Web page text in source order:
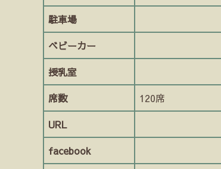
駐車場
ベビーカー
授乳室
席数
120席
URL
facebook